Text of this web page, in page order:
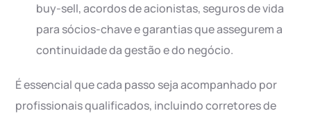
buy-sell, acordos de acionistas, seguros de vida
para sócios-chave e garantias que assegurem a
continuidade da gestão e do negócio.
É essencial que cada passo seja acompanhado por
profissionais qualificados, incluindo corretores de